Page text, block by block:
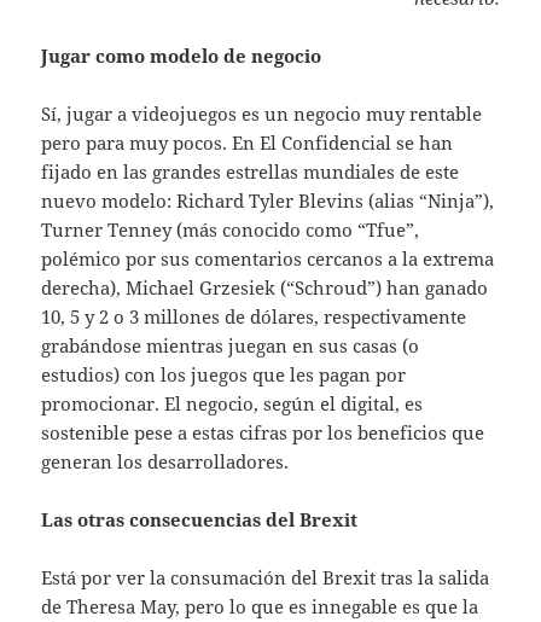
Jugar como modelo de negocio
Sí, jugar a videojuegos es un negocio muy rentable
pero para muy pocos. En El Confidencial se han
fijado en las grandes estrellas mundiales de este
nuevo modelo: Richard Tyler Blevins (alias “Ninja”),
Turner Tenney (más conocido como “Tfue”,
polémico por sus comentarios cercanos a la extrema
derecha), Michael Grzesiek (“Schroud”) han ganado
10, 5 y 2 o 3 millones de dólares, respectivamente
grabándose mientras juegan en sus casas (o
estudios) con los juegos que les pagan por
promocionar. El negocio, según el digital, es
sostenible pese a estas cifras por los beneficios que
generan los desarrolladores.
Las otras consecuencias del Brexit
Está por ver la consumación del Brexit tras la salida
de Theresa May, pero lo que es innegable es que la